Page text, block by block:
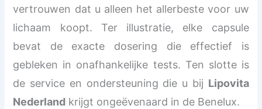
vertrouwen dat u alleen het allerbeste voor uw
lichaam koopt. Ter illustratie, elke capsule
bevat de exacte dosering die effectief is
gebleken in onafhankelijke tests. Ten slotte is
de service en ondersteuning die u bij Lipovita
Nederland krijgt ongeëvenaard in de Benelux.